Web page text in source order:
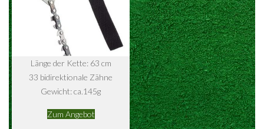
Länge der Kette: 63 cm
33 bidirektionale Zähne
Gewicht: ca.145g
Zum Angebot